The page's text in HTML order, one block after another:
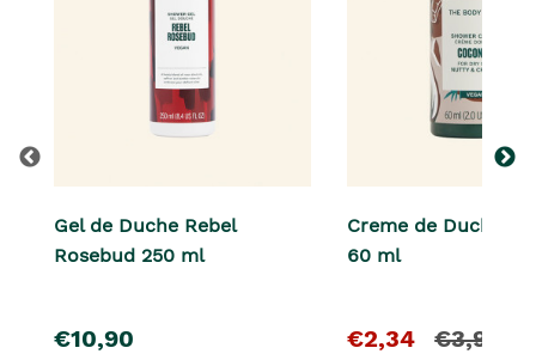
Gel de Duche Rebel
Rosebud 250 ml
pre�o
€10,90
Creme de Duche
60 ml
O
€2,34
e€3,90